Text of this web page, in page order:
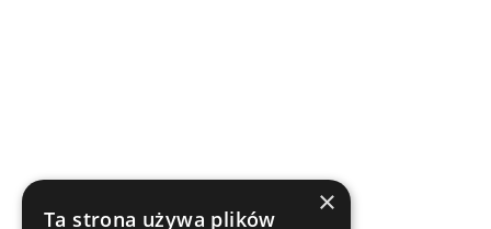
Sprawdź naszą szeroką
i atrakcyjną ofertę.
×
Ta strona używa plików